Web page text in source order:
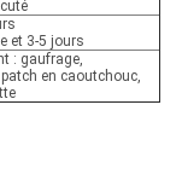
et 3-5 jours
: gaufrage,
en caoutchouc,